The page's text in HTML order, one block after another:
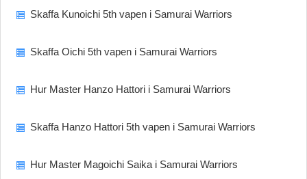
Skaffa Kunoichi 5th vapen i Samurai Warriors
Skaffa Oichi 5th vapen i Samurai Warriors
Hur Master Hanzo Hattori i Samurai Warriors
Skaffa Hanzo Hattori 5th vapen i Samurai Warriors
Hur Master Magoichi Saika i Samurai Warriors